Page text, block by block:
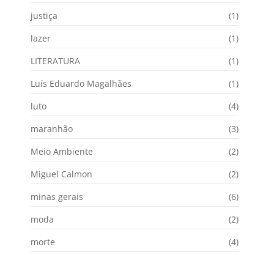
justiça
(1)
lazer
(1)
LITERATURA
(1)
Luís Eduardo Magalhães
(1)
luto
(4)
maranhão
(3)
Meio Ambiente
(2)
Miguel Calmon
(2)
minas gerais
(6)
moda
(2)
morte
(4)